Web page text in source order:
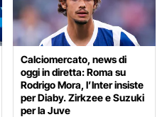
Calciomercato, news di
oggi in diretta: Roma su
Rodrigo Mora, l’Inter insiste
per Diaby. Zirkzee e Suzuki
per la Juve